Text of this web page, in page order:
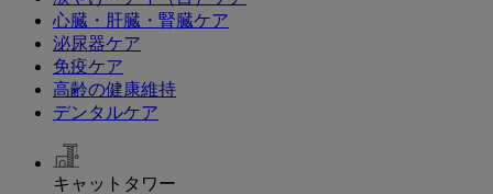
心臓・肝臓・腎臓ケア
泌尿器ケア
免疫ケア
高齢の健康維持
デンタルケア
キャットタワー